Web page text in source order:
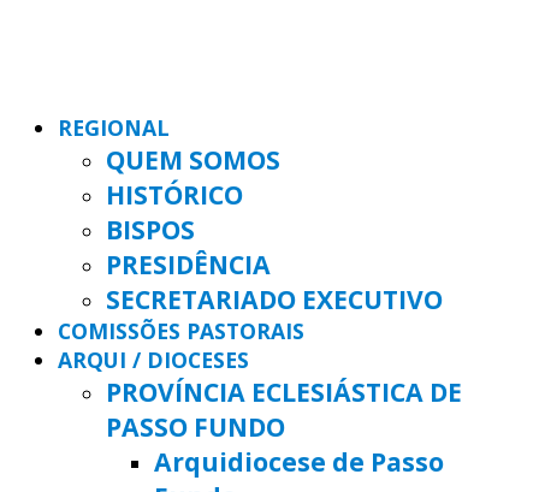
REGIONAL
QUEM SOMOS
HISTÓRICO
BISPOS
PRESIDÊNCIA
SECRETARIADO EXECUTIVO
COMISSÕES PASTORAIS
ARQUI / DIOCESES
PROVÍNCIA ECLESIÁSTICA DE
PASSO FUNDO
Arquidiocese de Passo